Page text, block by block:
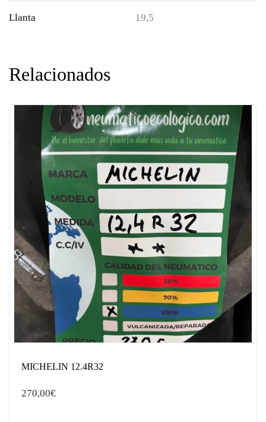
Llanta 19,5
Relacionados
MICHELIN 12.4R32
270,00€